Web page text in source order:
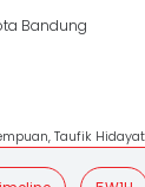
Bandung
Taufik